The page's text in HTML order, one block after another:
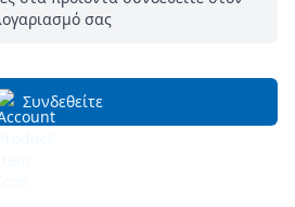
σας
Συνδεθείτε